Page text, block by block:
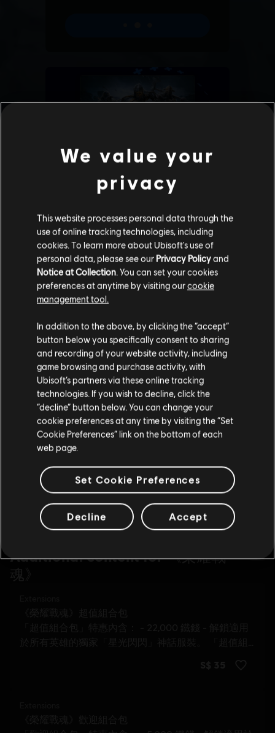
Additional content for 《榮耀戰
您是简体中文用户？
请您访问我们的简体中文商店来完成购买
留在此商店
重新选择您的商店
We value your
privacy
This website processes personal data through the
use of online tracking technologies, including
cookies. To learn more about Ubisoft's use of
personal data, please see our Privacy Policyand
Notice at Collection . You can set your cookies
preferences at anytime by visiting ourcookie
management tool.
In addition to the above, by clicking the “accept”
button below you specifically consent to sharing
and recording of your website activity, including
game browsing and purchase activity, with
Ubisoft’s partners via these online tracking
technologies. If you wish to decline, click the
“decline” button below. You can change your
cookie preferences at any time by visiting the “Set
Cookie Preferences” link on the bottom of each
web page.
Set Cookie Preferences
Decline Accept